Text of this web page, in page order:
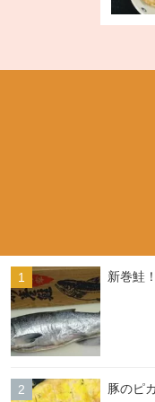
新巻鮭
豚のピ